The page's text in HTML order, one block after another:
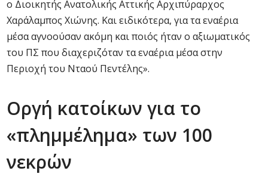
ο Διοικητής Ανατολικής Αττικής Αρχιπύραρχος
Χαράλαμπος Χιώνης. Και ειδικότερα, για τα εναέρια
μέσα αγνοούσαν ακόμη και ποιός ήταν ο αξιωματικός
του ΠΣ που διαχεριζόταν τα εναέρια μέσα στην
Περιοχή του Νταού Πεντέλης».
Οργή κατοίκων για το
«πλημμέλημα» των 100
νεκρών